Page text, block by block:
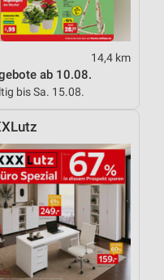
14,4 km
ab 10.08.
bis Sa. 15.08.